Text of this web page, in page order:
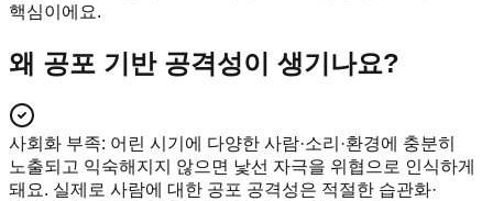
핵심이에요.
왜 공포 기반 공격성이 생기나요?
사회화 부족: 어린 시기에 다양한 사람·소리·환경에 충분히
노출되고 익숙해지지 않으면 낯선 자극을 위협으로 인식하게
돼요. 실제로 사람에 대한 공포 공격성은 적절한 습관화·